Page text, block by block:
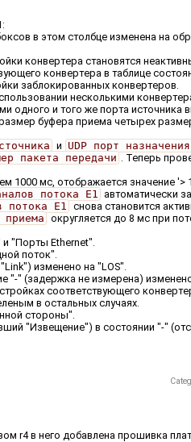
в этом столбце изменена на
конвертера становятся
конвертера в таблице
заблокированных конвертеров.
несколькими
одного и того же порта источника
буфера приема четырех
и UDP порт назначения
пакета передачи . Теперь
1000 мс, отображается значение '>
потока E1
автоматически
потока E1
снова становится
приема округляется до 8 мс при
"Порты Ethernet".
поток".
изменено на "LOS".
"-" (задержка не измерена)
соответствующего
в остальных случаях.
стороны".
"Извещение") в состоянии "-"
r4 в него добавлена прошивка